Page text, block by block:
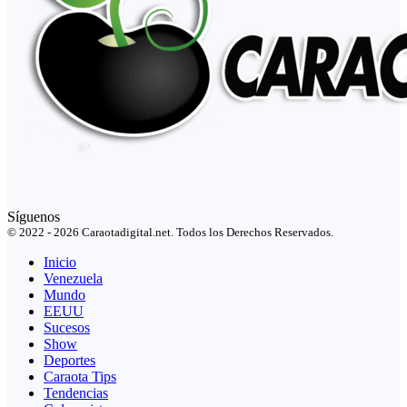
Síguenos
© 2022 - 2026 Caraotadigital.net. Todos los Derechos Reservados.
Inicio
Venezuela
Mundo
EEUU
Sucesos
Show
Deportes
Caraota Tips
Tendencias